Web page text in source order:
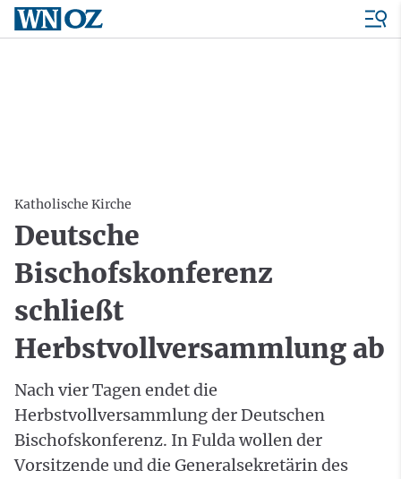
Katholische Kirche
Deutsche
Bischofskonferenz
schließt
Herbstvollversammlung ab
Nach vier Tagen endet die
Herbstvollversammlung der Deutschen
Bischofskonferenz. In Fulda wollen der
Vorsitzende und die Generalsekretärin des